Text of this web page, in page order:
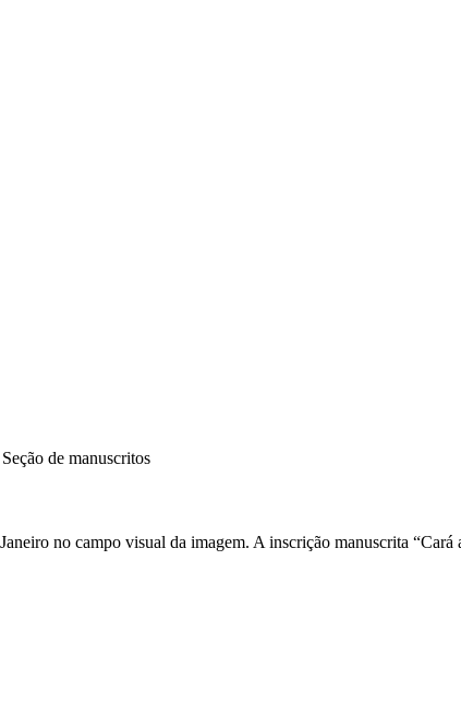
de manuscritos
no campo visual da imagem. A inscrição manuscrita “Cará